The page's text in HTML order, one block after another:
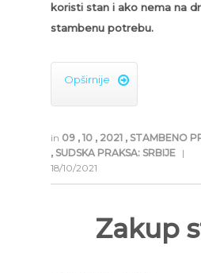
koristi stan i ako nema na
stambenu potrebu.
Opširnije 
in 09 , 10 , 2021 , STAMBENO
, SUDSKA PRAKSA: SRBIJE |
18/10/2021
Zakup